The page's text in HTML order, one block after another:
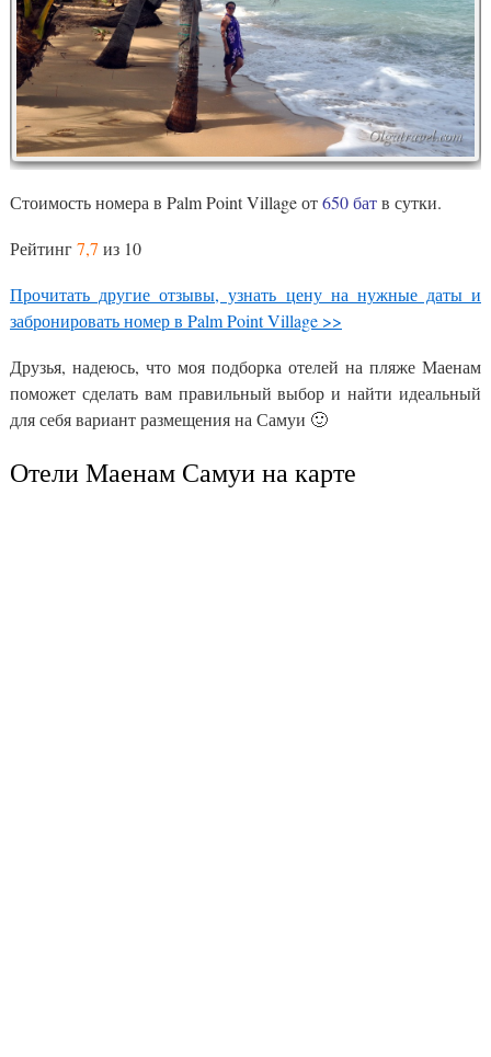
Стоимость номера в Palm Point Village от650 батв сутки.
Рейтинг7,7 из 10
Прочитать другие отзывы, узнать цену на нужные даты и
забронировать номер в Palm Point Village >>
Друзья, надеюсь, что моя подборка отелей на пляже Маенам
поможет сделать вам правильный выбор и найти идеальный
для себя вариант размещения на Самуи 🙂
Отели Маенам Самуи на карте